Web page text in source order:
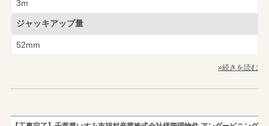
3m
ジャッキアップ量
52mm
»続きを読む